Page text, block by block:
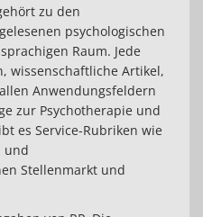
zu den
psychologischen
Raum. Jede
wissenschaftliche Artikel,
Anwendungsfeldern
zur Psychotherapie und
es Service-Rubriken wie
und
Stellenmarkt und